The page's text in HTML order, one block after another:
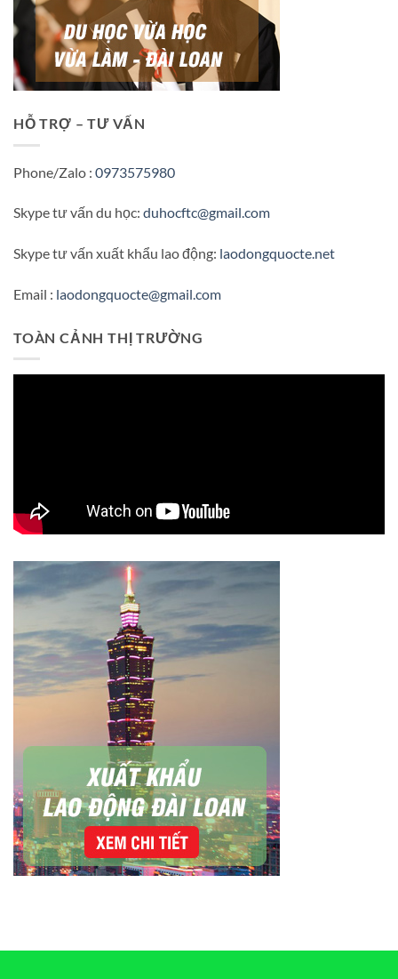
HỖ TRỢ – TƯ VẤN
Phone/Zalo : 0973575980
Skype tư vấn du học: duhocftc@gmail.com
Skype tư vấn xuất khẩu lao động: laodongquocte.net
Email : laodongquocte@gmail.com
TOÀN CẢNH THỊ TRƯỜNG